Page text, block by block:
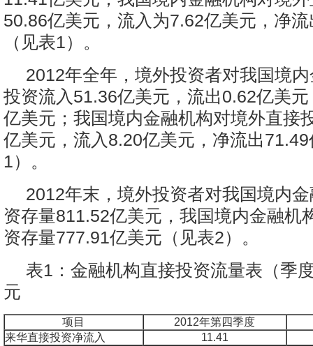
50.86亿美元，流入为7.62亿美元，净
（见表1）。
2012年全年，境外投资者对我国境
投资流入51.36亿美元，流出0.62亿美
亿美元；我国境内金融机构对境外直接
亿美元，流入8.20亿美元，净流出
1）。
2012年末，境外投资者对我国境内
资存量811.52亿美元，我国境内金融机
资存量777.91亿美元（见表2）。
表1：金融机构直接投资流量表（季
元
项目
2012年第四季度
来华直接投资净流入
11.41